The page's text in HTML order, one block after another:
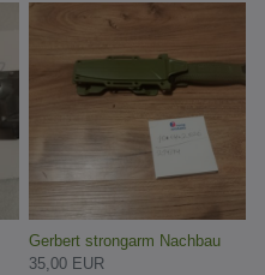
Gerbert strongarm Nachbau
35,00 EUR